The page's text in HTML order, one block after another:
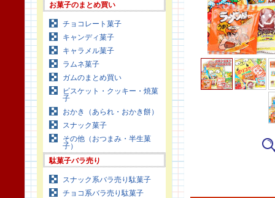
お菓子のまとめ買い
チョコレート菓子
キャンディ菓子
キャラメル菓子
ラムネ菓子
ガムのまとめ買い
ビスケット・クッキー・焼菓
子
おかき（あられ・おかき餅）
スナック菓子
その他（おつまみ・半生菓
子）
駄菓子バラ売り
スナック系バラ売り駄菓子
チョコ系バラ売り駄菓子